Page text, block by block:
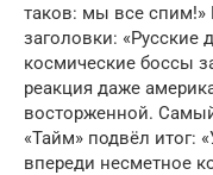
таков: мы все спим!»
заголовки: «Русские
космические боссы
реакция даже
восторженной.
«Тайм» подвёл итог:
впереди несметное